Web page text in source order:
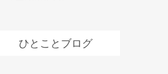
ひとことブログ